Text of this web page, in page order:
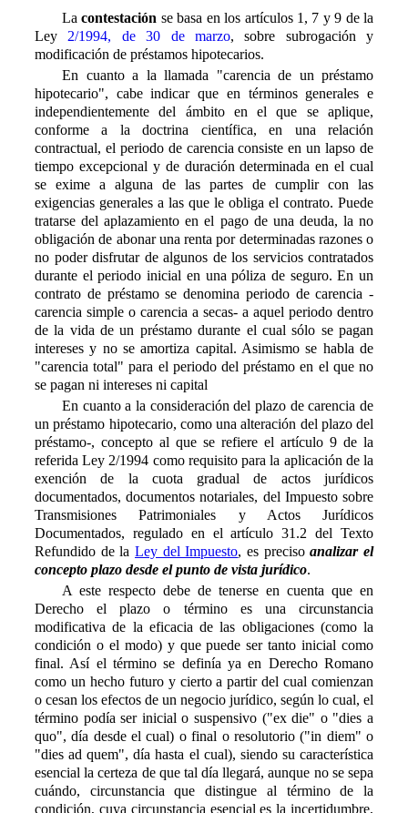
Lacontestación se basa en los artículos 1, 7 y 9 de la
Ley2/1994, de 30 de marzo, sobre subrogación y
modificación de préstamos hipotecarios.
En cuanto a la llamada "carencia de un préstamo
hipotecario", cabe indicar que en términos generales e
independientemente del ámbito en el que se aplique,
conforme a la doctrina científica, en una relación
contractual, el periodo de carencia consiste en un lapso de
tiempo excepcional y de duración determinada en el cual
se exime a alguna de las partes de cumplir con las
exigencias generales a las que le obliga el contrato. Puede
tratarse del aplazamiento en el pago de una deuda, la no
obligación de abonar una renta por determinadas razones o
no poder disfrutar de algunos de los servicios contratados
durante el periodo inicial en una póliza de seguro. En un
contrato de préstamo se denomina periodo de carencia -
carencia simple o carencia a secas- a aquel periodo dentro
de la vida de un préstamo durante el cual sólo se pagan
intereses y no se amortiza capital. Asimismo se habla de
"carencia total" para el periodo del préstamo en el que no
se pagan ni intereses ni capital
En cuanto a la consideración del plazo de carencia de
un préstamo hipotecario, como una alteración del plazo del
préstamo-, concepto al que se refiere el artículo 9 de la
referida Ley 2/1994 como requisito para la aplicación de la
exención de la cuota gradual de actos jurídicos
documentados, documentos notariales, del Impuesto sobre
Transmisiones Patrimoniales y Actos Jurídicos
Documentados, regulado en el artículo 31.2 del Texto
Refundido de la Ley del Impuesto, es precisoanalizar el
concepto plazo desde el punto de vista jurídico.
A este respecto debe de tenerse en cuenta que en
Derecho el plazo o término es una circunstancia
modificativa de la eficacia de las obligaciones (como la
condición o el modo) y que puede ser tanto inicial como
final. Así el término se definía ya en Derecho Romano
como un hecho futuro y cierto a partir del cual comienzan
o cesan los efectos de un negocio jurídico, según lo cual, el
término podía ser inicial o suspensivo ("ex die" o "dies a
quo", día desde el cual) o final o resolutorio ("in diem" o
"dies ad quem", día hasta el cual), siendo su característica
esencial la certeza de que tal día llegará, aunque no se sepa
cuándo, circunstancia que distingue al término de la
condición, cuya circunstancia esencial es la incertidumbre,